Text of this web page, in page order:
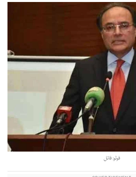
فوٹو: فائل